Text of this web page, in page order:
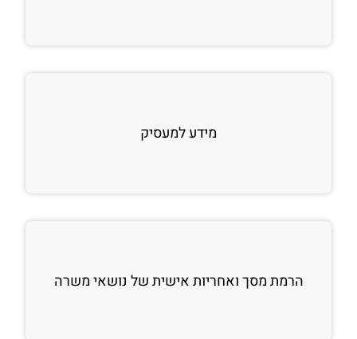
מידע למעסיק
הרמת מסך ואחריות אישית של נושאי משרה